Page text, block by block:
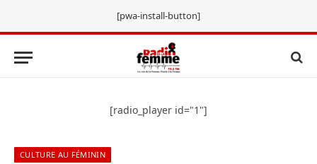
[pwa-install-button]
[radio_player id="1"]
CULTURE AU FÉMININ